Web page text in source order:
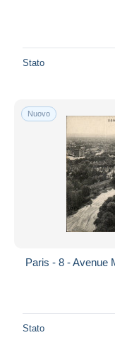
Stato
Nuovo
Paris - 8 - Avenue
Stato